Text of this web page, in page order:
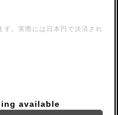
。実際には日本円で決済され
available